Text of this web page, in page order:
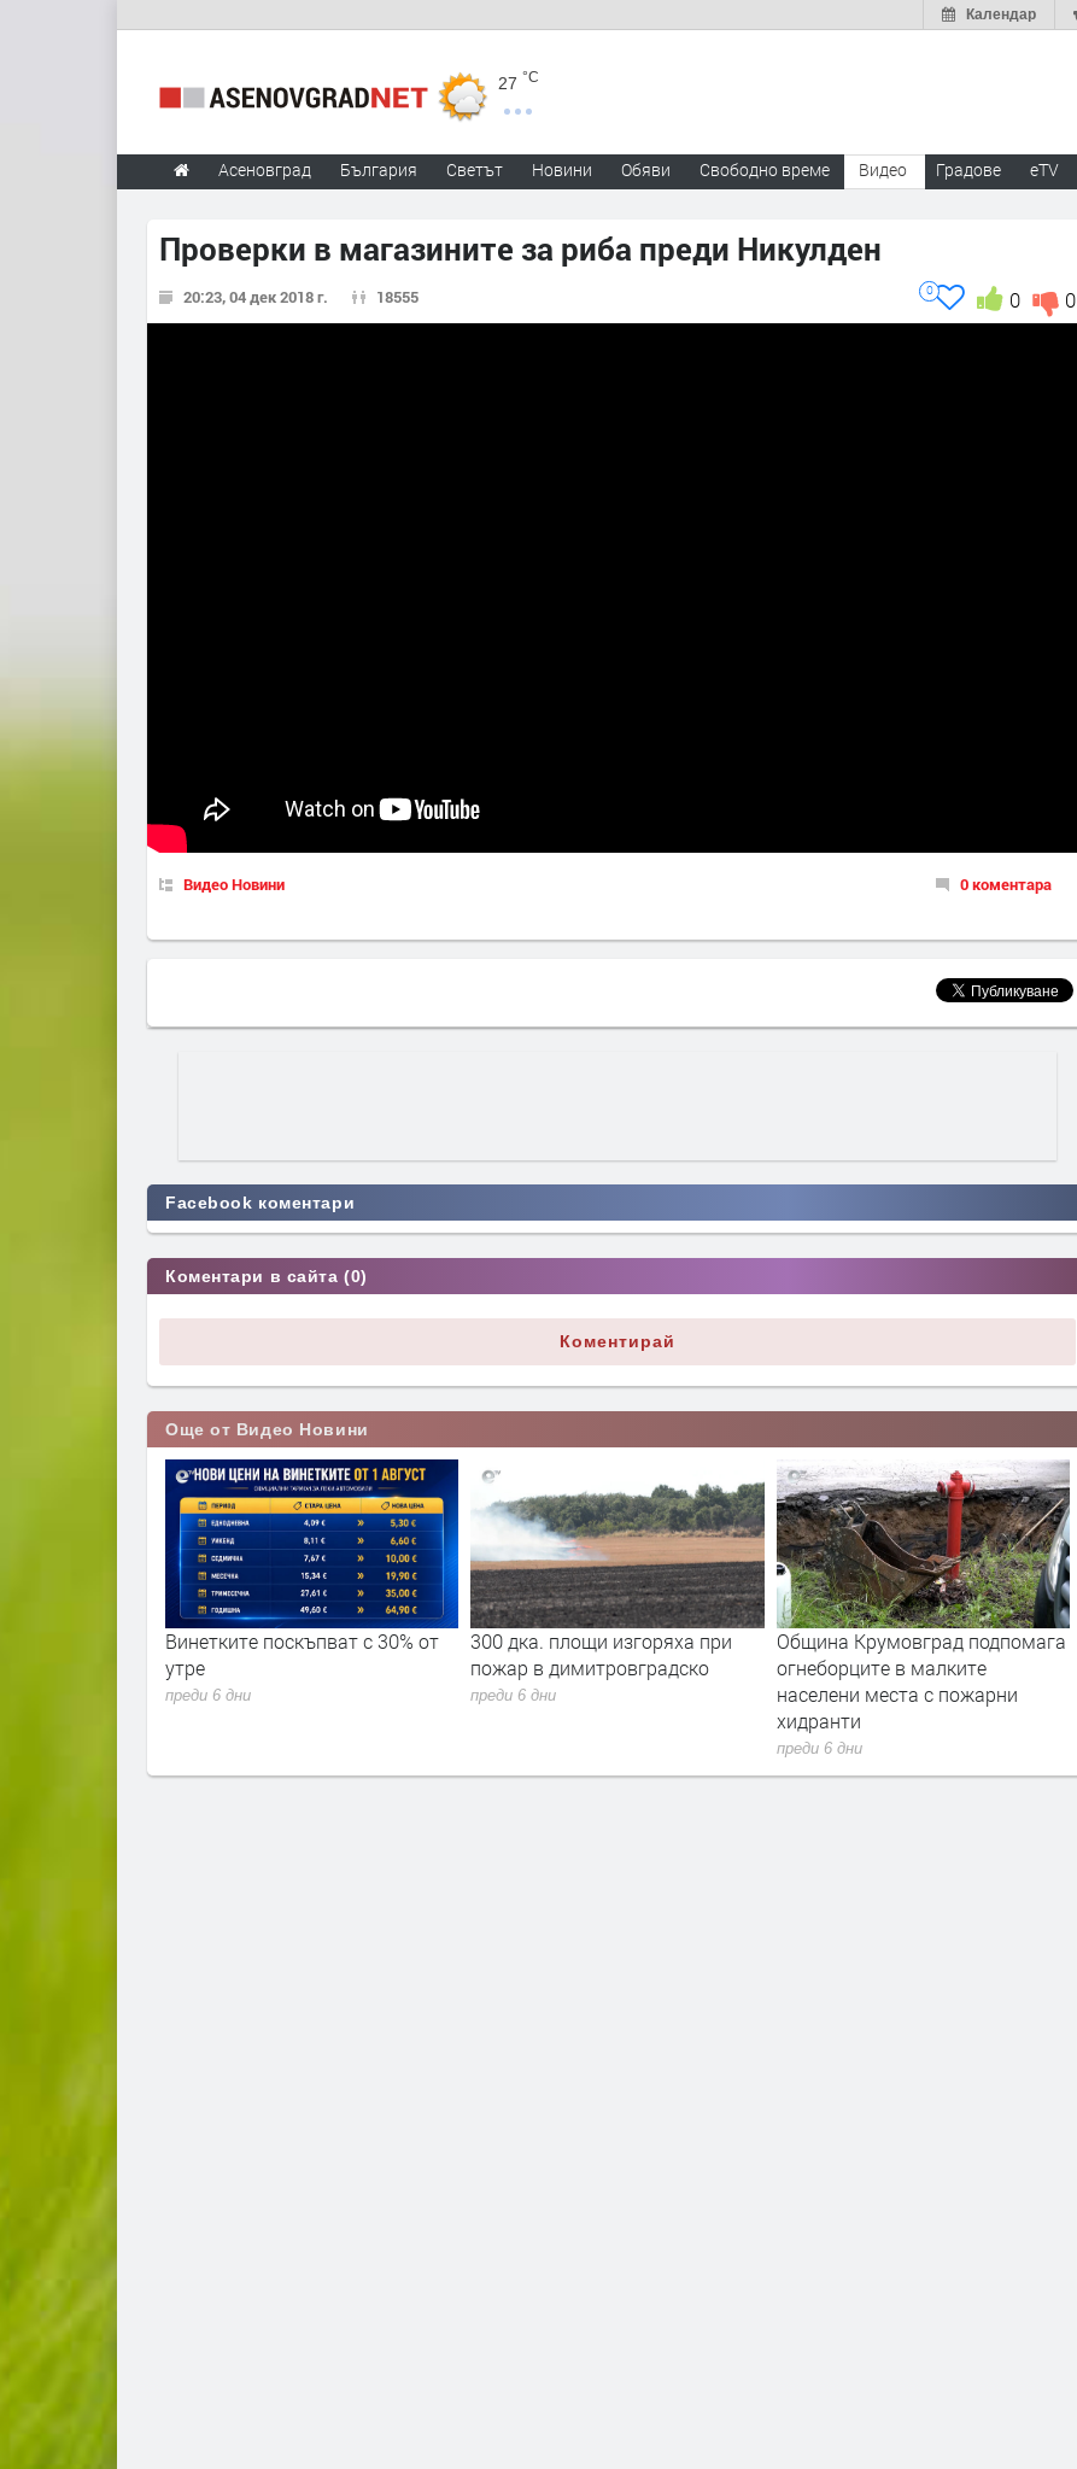
Календар
27 °C
Асеновград България Светът Новини Обяви Свободно време Видео Градове eTV
Проверки в магазините за риба преди Никулден
20:23, 04 дек 2018 г. 18555 0
0
0
Видео Новини 0 коментара
Facebook коментари
Коментари в сайта (0)
Коментирай
Още от Видео Новини
Винетките поскъпват с 30% от
утре
преди 6 дни
300 дка. площи изгоряха при
пожар в димитровградско
преди 6 дни
Община Крумовград подпомага
огнеборците в малките
населени места с пожарни
хидранти
преди 6 дни